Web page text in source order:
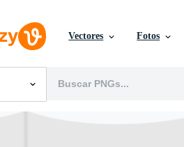
Vectores Fotos